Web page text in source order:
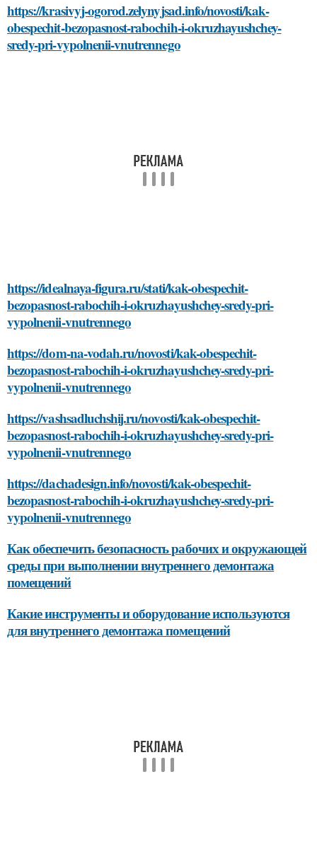
https://krasivyj-ogorod.zelynyjsad.info/novosti/kak-
obespechit-bezopasnost-rabochih-i-okruzhayushchey-
sredy-pri-vypolnenii-vnutrennego
https://idealnaya-figura.ru/stati/kak-obespechit-
bezopasnost-rabochih-i-okruzhayushchey-sredy-pri-
vypolnenii-vnutrennego
https://dom-na-vodah.ru/novosti/kak-obespechit-
bezopasnost-rabochih-i-okruzhayushchey-sredy-pri-
vypolnenii-vnutrennego
https://vashsadluchshij.ru/novosti/kak-obespechit-
bezopasnost-rabochih-i-okruzhayushchey-sredy-pri-
vypolnenii-vnutrennego
https://dachadesign.info/novosti/kak-obespechit-
bezopasnost-rabochih-i-okruzhayushchey-sredy-pri-
vypolnenii-vnutrennego
Как обеспечить безопасность рабочих и окружающей
среды при выполнении внутреннего демонтажа
помещений
Какие инструменты и оборудование используются
для внутреннего демонтажа помещений